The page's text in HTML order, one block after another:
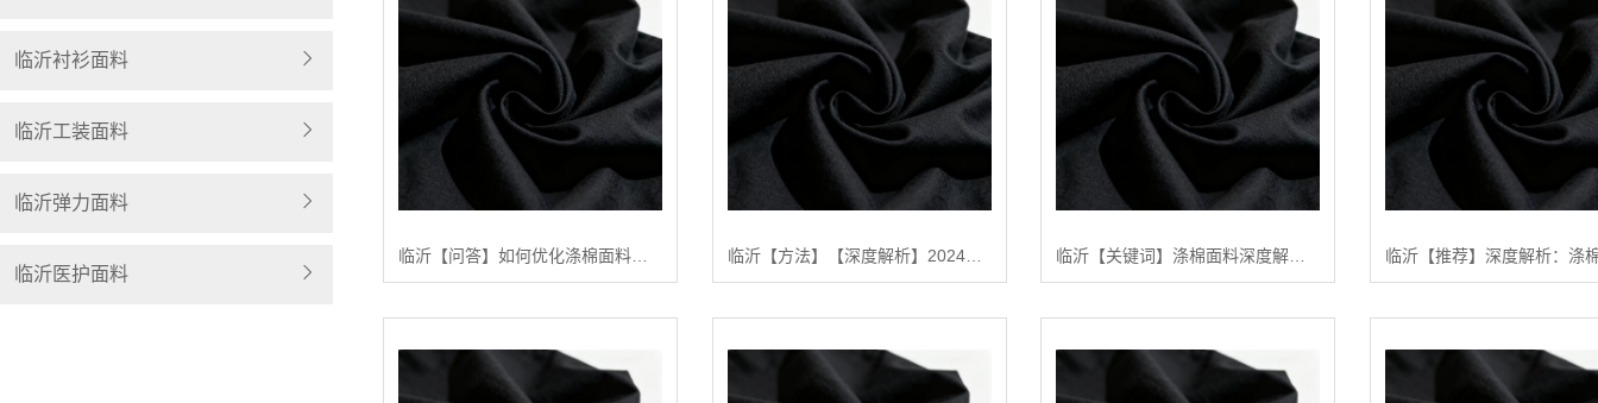
临沂衬衫面料
临沂工装面料
临沂弹力面料
临沂医护面料
临沂【方法】【深度解析】2024年涤棉面料品质排行榜与选购指南【什么意思?】